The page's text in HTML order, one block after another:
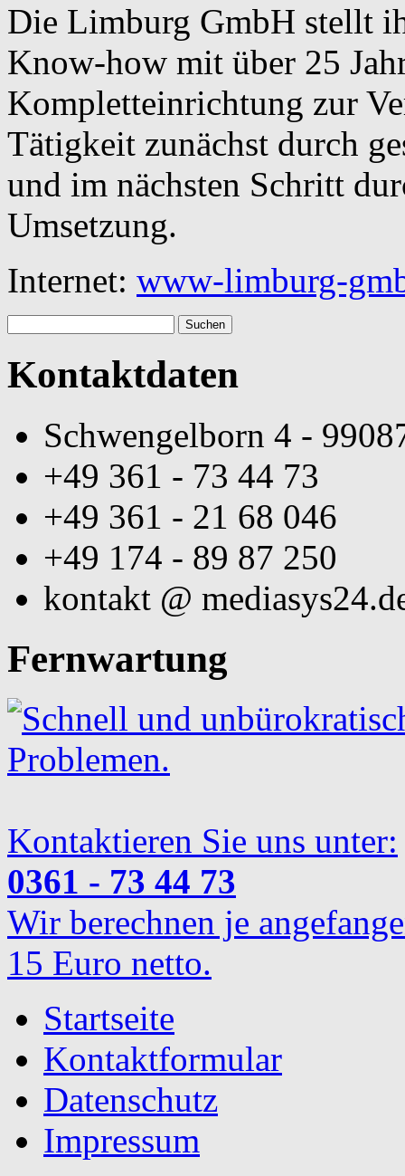
Die Limburg GmbH stellt
Know-how mit über 25
Kompletteinrichtung zur
Tätigkeit zunächst durch
und im nächsten Schritt
Umsetzung.
Internet: www-limburg-
Suchen
Kontaktdaten
Schwengelborn 4 -
+49 361 - 73 44 73
+49 361 - 21 68 046
+49 174 - 89 87 250
kontakt @
Fernwartung
Schnell und
Problemen.
Kontaktieren Sie uns unter:
0361 - 73 44 73
Wir berechnen je
15 Euro netto.
Startseite
Kontaktformular
Datenschutz
Impressum